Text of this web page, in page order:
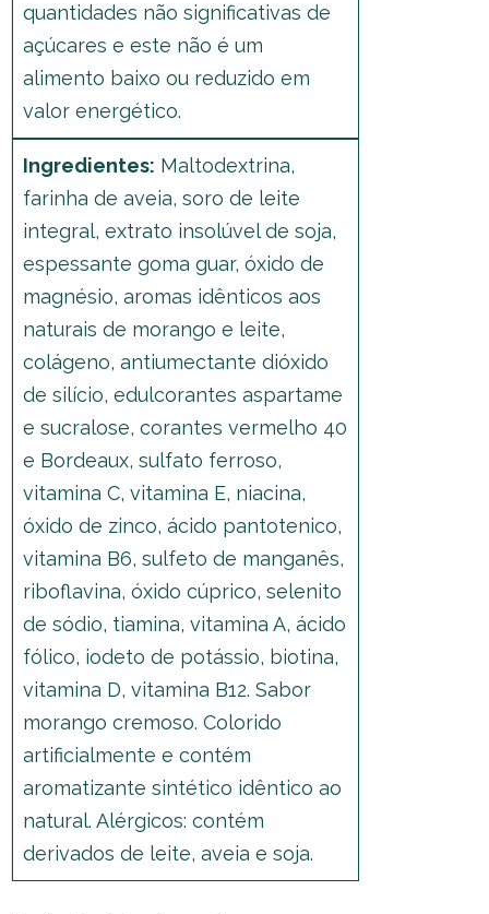
quantidades não significativas de
açúcares e este não é um
alimento baixo ou reduzido em
valor energético.
Ingredientes: Maltodextrina,
farinha de aveia, soro de leite
integral, extrato insolúvel de soja,
espessante goma guar, óxido de
magnésio, aromas idênticos aos
naturais de morango e leite,
colágeno, antiumectante dióxido
de silício, edulcorantes aspartame
e sucralose, corantes vermelho 40
e Bordeaux, sulfato ferroso,
vitamina C, vitamina E, niacina,
óxido de zinco, ácido pantotenico,
vitamina B6, sulfeto de manganês,
riboflavina, óxido cúprico, selenito
de sódio, tiamina, vitamina A, ácido
fólico, iodeto de potássio, biotina,
vitamina D, vitamina B12. Sabor
morango cremoso. Colorido
artificialmente e contém
aromatizante sintético idêntico ao
natural. Alérgicos: contém
derivados de leite, aveia e soja.